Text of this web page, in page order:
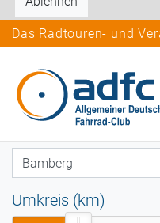
Das Radtouren- und
Umkreis (km)